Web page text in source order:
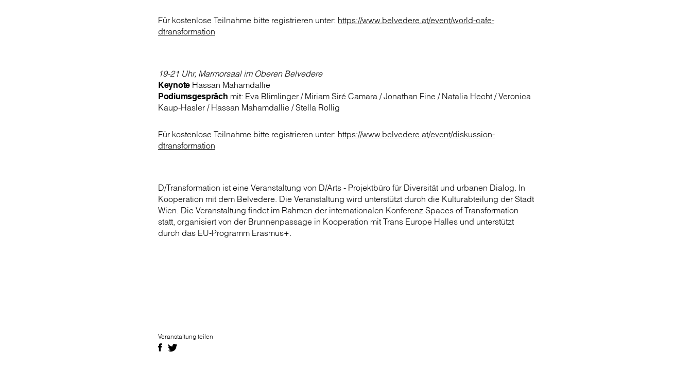
Für kostenlose Teilnahme bitte registrieren unter: https://www.belvedere.at/event/world-cafe-
dtransformation
19-21 Uhr, Marmorsaal im Oberen Belvedere
KeynoteHassan Mahamdallie
Podiumsgespräch mit: Eva Blimlinger / Miriam Siré Camara / Jonathan Fine / Natalia Hecht / Veronica
Kaup-Hasler / Hassan Mahamdallie / Stella Rollig
Für kostenlose Teilnahme bitte registrieren unter: https://www.belvedere.at/event/diskussion-
dtransformation
D/Transformation ist eine Veranstaltung von D/Arts - Projektbüro für Diversität und urbanen Dialog. In
Kooperation mit dem Belvedere. Die Veranstaltung wird unterstützt durch die Kulturabteilung der Stadt
Wien. Die Veranstaltung findet im Rahmen der internationalen Konferenz Spaces of Transformation
statt, organisiert von der Brunnenpassage in Kooperation mit Trans Europe Halles und unterstützt
durch das EU-Programm Erasmus+.
Veranstaltung teilen